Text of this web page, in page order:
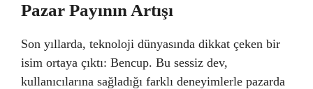
Pazar Payının Artışı
Son yıllarda, teknoloji dünyasında dikkat çeken bir
isim ortaya çıktı: Bencup. Bu sessiz dev,
kullanıcılarına sağladığı farklı deneyimlerle pazarda